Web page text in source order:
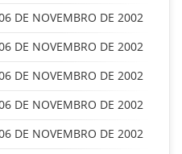
DE NOVEMBRO DE 2002
DE NOVEMBRO DE 2002
DE NOVEMBRO DE 2002
DE NOVEMBRO DE 2002
DE NOVEMBRO DE 2002